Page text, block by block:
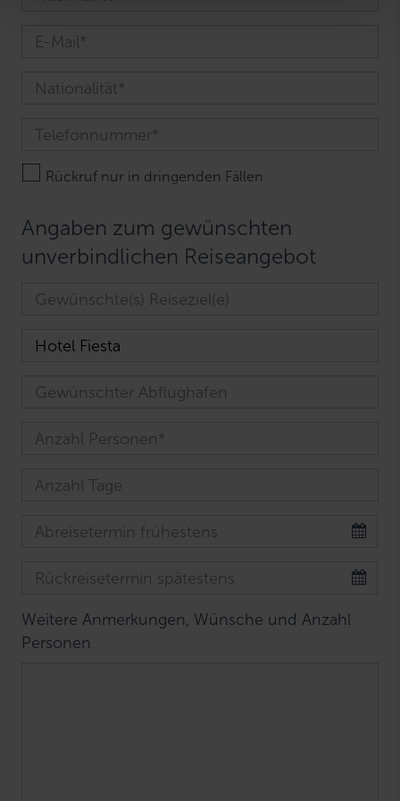
Rückruf nur in dringenden Fällen
Angaben zum gewünschten
unverbindlichen Reiseangebot
Weitere Anmerkungen, Wünsche und Anzahl
Personen